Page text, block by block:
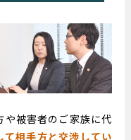
や被害者のご家族に代
相手方と交渉してい